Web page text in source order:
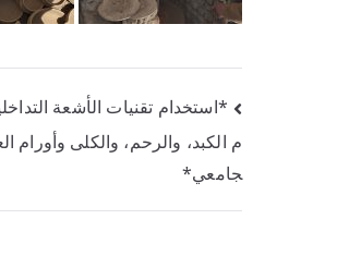
*استخدام تقنيات الأشعة
م الكبد، والرحم، والكلى
جامعي*